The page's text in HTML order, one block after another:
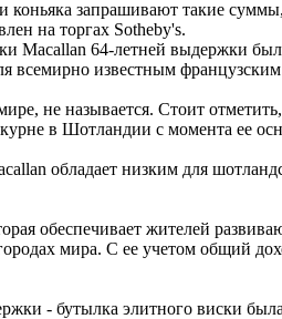
запрашивают такие
на торгах Sotheby's.
Macallan 64-летней выдержки
всемирно известным
не называется. Стоит
в Шотландии с момента ее
обладает низким для
обеспечивает жителей
мира. С ее учетом общий
- бутылка элитного виски